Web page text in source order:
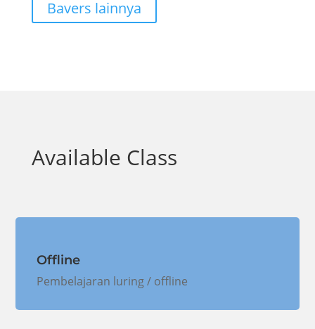
Bavers lainnya
Available Class
Offline
Pembelajaran luring / offline